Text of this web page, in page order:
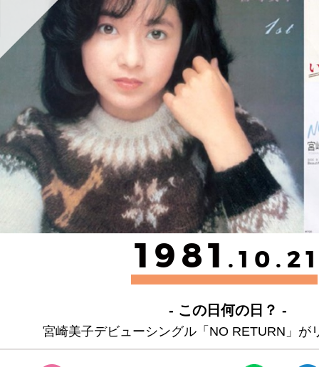
1981
- この日何の日？ -
宮崎美子デビューシングル「NO RETURN」が